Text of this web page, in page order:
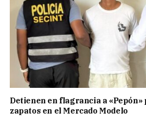
Detienen en flagrancia a «Pepón»
zapatos en el Mercado Modelo